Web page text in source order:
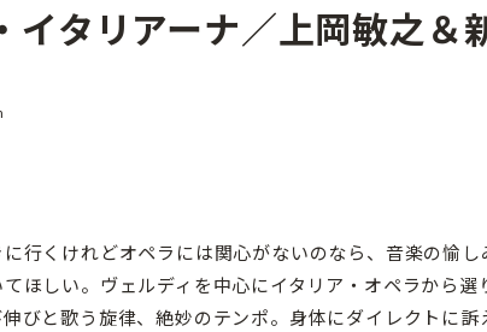
古楽とその先と オーケストラの楽屋から 海の
現場のプロが推す！間違いないオーケストラコンサート
無料ライブ配信スケジュール 有料ライブ配信スケジ
あ な は ま や
イタリアーナ／上岡敏之＆
行くけれどオペラには関心がないのなら、音楽の愉し
ほしい。ヴェルディを中心にイタリア・オペラから選
びと歌う旋律、絶妙のテンポ。身体にダイレクトに訴